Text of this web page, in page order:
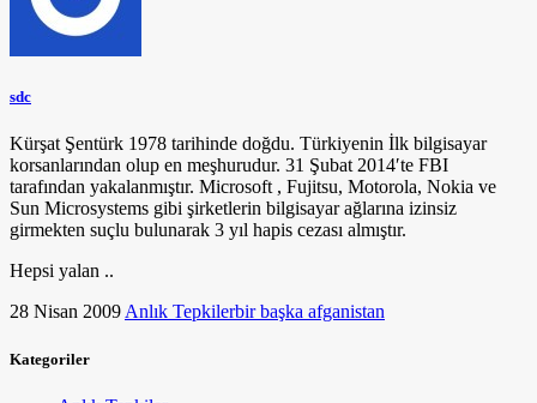
sdc
Kürşat Şentürk 1978 tarihinde doğdu. Türkiyenin İlk bilgisayar
korsanlarından olup en meşhurudur. 31 Şubat 2014′te FBI
tarafından yakalanmıştır. Microsoft , Fujitsu, Motorola, Nokia ve
Sun Microsystems gibi şirketlerin bilgisayar ağlarına izinsiz
girmekten suçlu bulunarak 3 yıl hapis cezası almıştır.
Hepsi yalan ..
28 Nisan 2009Anlık Tepkilerbir başka afganistan
Kategoriler